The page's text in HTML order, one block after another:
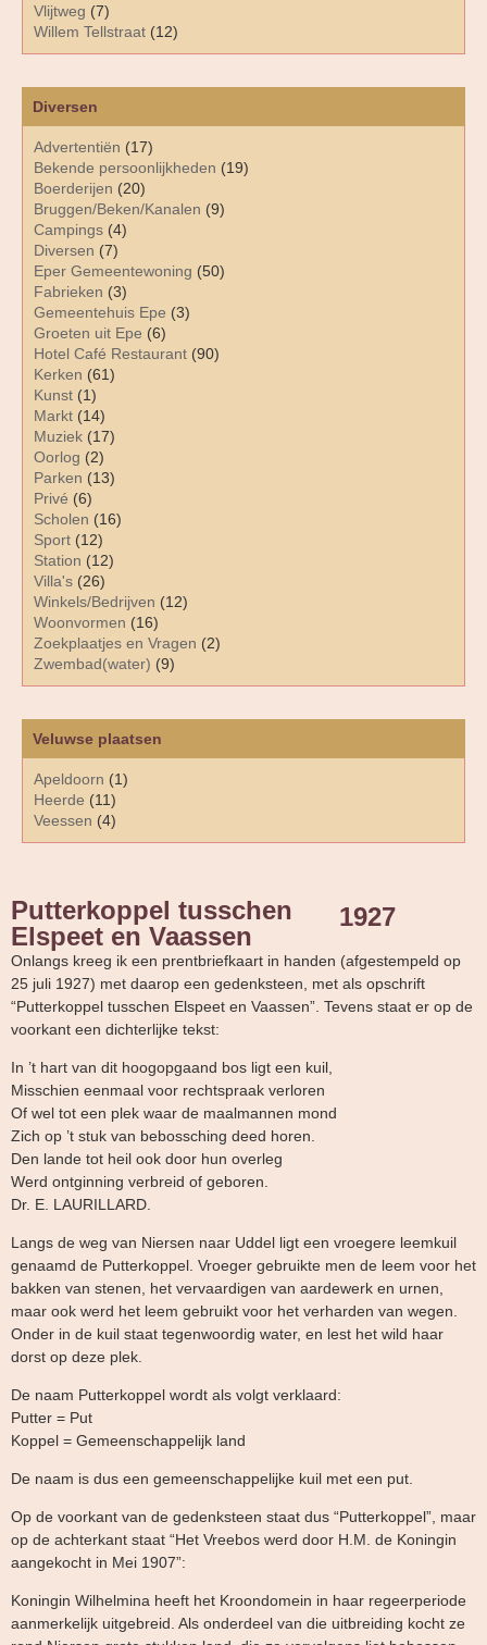
Diversen
Advertentiën (17)
Bekende persoonlijkheden (19)
Boerderijen (20)
Bruggen/Beken/Kanalen (9)
Campings (4)
Diversen (7)
Eper Gemeentewoning (50)
Fabrieken (3)
Gemeentehuis Epe (3)
Groeten uit Epe (6)
Hotel Café Restaurant (90)
Kerken (61)
Kunst (1)
Markt (14)
Muziek (17)
Oorlog (2)
Parken (13)
Privé (6)
Scholen (16)
Sport (12)
Station (12)
Villa's (26)
Winkels/Bedrijven (12)
Woonvormen (16)
Zoekplaatjes en Vragen (2)
Zwembad(water) (9)
Vlijtweg (7)
Willem Tellstraat (12)
Veluwse plaatsen
Apeldoorn (1)
Heerde (11)
Veessen (4)
Putterkoppel tusschen
Elspeet en Vaassen
1927
Onlangs kreeg ik een prentbriefkaart in handen (afgestempeld op
25 juli 1927) met daarop een gedenksteen, met als opschrift
“Putterkoppel tusschen Elspeet en Vaassen”. Tevens staat er op de
voorkant een dichterlijke tekst:
In ’t hart van dit hoogopgaand bos ligt een kuil,
Misschien eenmaal voor rechtspraak verloren
Of wel tot een plek waar de maalmannen mond
Zich op ’t stuk van bebossching deed horen.
Den lande tot heil ook door hun overleg
Werd ontginning verbreid of geboren.
Dr. E. LAURILLARD.
Langs de weg van Niersen naar Uddel ligt een vroegere leemkuil
genaamd de Putterkoppel. Vroeger gebruikte men de leem voor het
bakken van stenen, het vervaardigen van aardewerk en urnen,
maar ook werd het leem gebruikt voor het verharden van wegen.
Onder in de kuil staat tegenwoordig water, en lest het wild haar
dorst op deze plek.
De naam Putterkoppel wordt als volgt verklaard:
Putter = Put
Koppel = Gemeenschappelijk land
De naam is dus een gemeenschappelijke kuil met een put.
Op de voorkant van de gedenksteen staat dus “Putterkoppel”, maar
op de achterkant staat “Het Vreebos werd door H.M. de Koningin
aangekocht in Mei 1907”:
Koningin Wilhelmina heeft het Kroondomein in haar regeerperiode
aanmerkelijk uitgebreid. Als onderdeel van die uitbreiding kocht ze